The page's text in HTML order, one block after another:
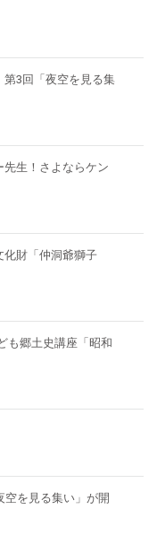
第3回「夜空を見る集
先生！さよならケン
化財「仲洞爺獅子
も郷土史講座「昭和
空を見る集い」が開